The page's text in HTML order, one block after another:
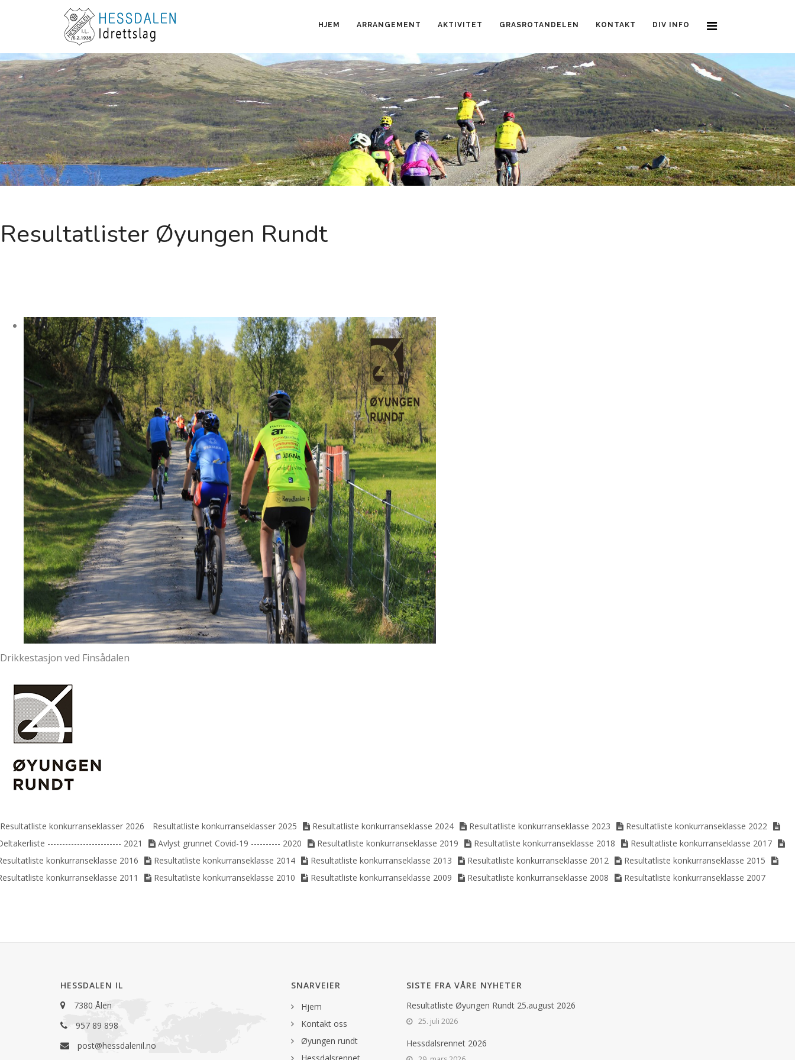
HJEM ARRANGEMENT AKTIVITET GRASROTANDELEN KONTAKT DIV INFO
Resultatlister Øyungen Rundt
Drikkestasjon ved Finsådalen
Resultatliste konkurranseklasser 2026 Resultatliste konkurranseklasser 2025 Resultatliste konkurranseklasse 2024 Resultatliste konkurranseklasse 2023
Resultatliste konkurranseklasse 2022
------------------------- 2021
Avlyst grunnet Covid-19 ---------- 2020 Resultatliste konkurranseklasse 2019 Resultatliste konkurranseklasse 2018
Resultatliste konkurranseklasse 2017
konkurranseklasse 2016
Resultatliste konkurranseklasse 2014 Resultatliste konkurranseklasse 2013 Resultatliste konkurranseklasse 2012
Resultatliste konkurranseklasse 2015
konkurranseklasse 2011
Resultatliste konkurranseklasse 2010 Resultatliste konkurranseklasse 2009 Resultatliste konkurranseklasse 2008 Resultatliste konkurranseklasse 2007
HESSDALEN IL
7380 Ålen
957 89 898
post@hessdalenil.no
SNARVEIER
Hjem
Kontakt oss
Øyungen rundt
SISTE FRA VÅRE NYHETER
Resultatliste Øyungen Rundt 25.august 2026
25. juli 2026
Hessdalsrennet 2026